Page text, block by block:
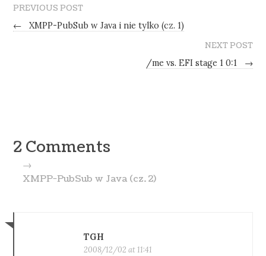
PREVIOUS POST
←
XMPP-PubSub w Java i nie tylko (cz. 1)
NEXT POST
/me vs. EFI stage 1 0:1
→
2 Comments
→
XMPP-PubSub w Java (cz. 2)
TGH
2008/12/02 at 11:41